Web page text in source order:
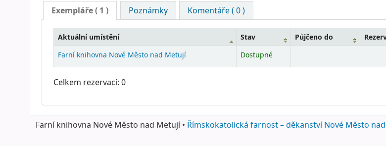
Exempláře( 1 ) Poznámky Komentáře ( 0 )
Aktuální umístění Stav Půjčeno do
Farní knihovna Nové Město nad Metují
Dostupné
Celkem rezervací: 0
Farní knihovna Nové Město nad Metují • Římskokatolická farnost – děkanství Nové Město